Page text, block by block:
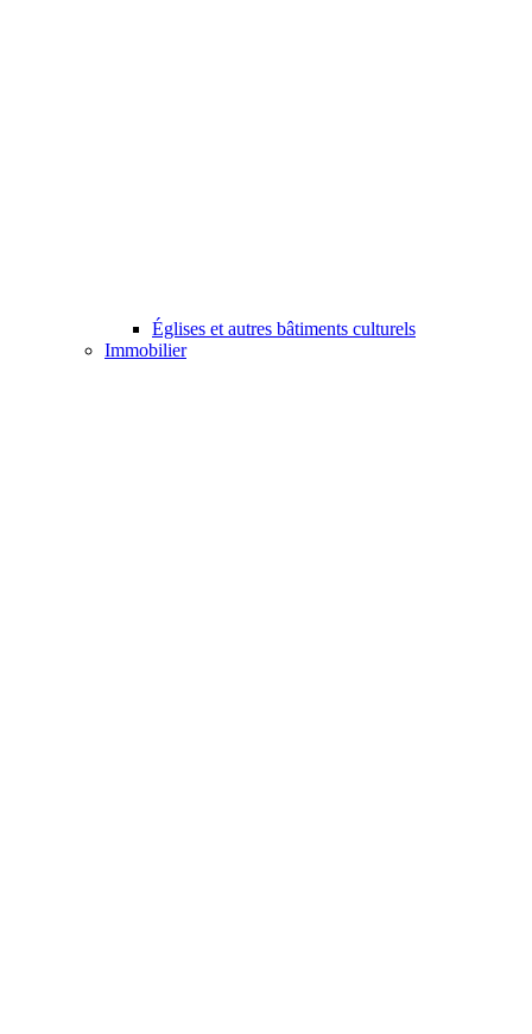
Églises et autres bâtiments culturels
Immobilier